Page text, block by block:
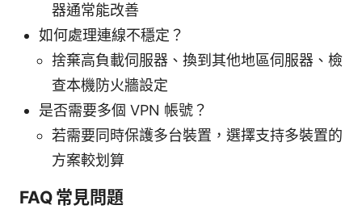
器通常能改善
如何處理連線不穩定？
捨棄高負載伺服器、換到其他地區伺服器、檢
查本機防火牆設定
是否需要多個 VPN 帳號？
若需要同時保護多台裝置，選擇支持多裝置的
方案較划算
FAQ 常見問題